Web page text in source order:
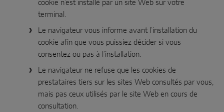
cookie n’est installé par un site Web sur votre
terminal.
Le navigateur vous informe avant l‘installation du
cookie afin que vous puissiez décider si vous
consentez ou pas à l’installation.
Le navigateur ne refuse que les cookies de
prestataires tiers sur les sites Web consultés par vous,
mais pas ceux utilisés par le site Web en cours de
consultation.